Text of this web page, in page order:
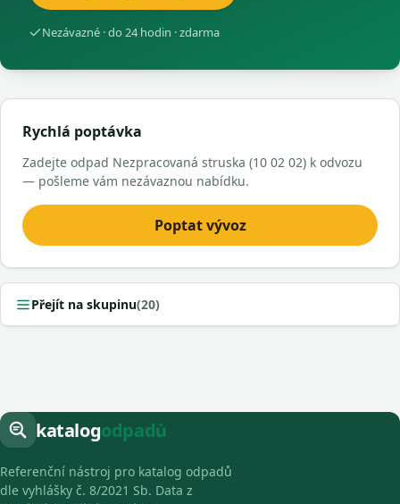
Nezávazné · do 24 hodin · zdarma
Rychlá poptávka
Zadejte odpad Nezpracovaná struska (10 02 02) k odvozu
— pošleme vám nezávaznou nabídku.
Poptat vývoz
Přejít na skupinu(20)
katalogodpadů
Referenční nástroj pro katalog odpadů
dle vyhlášky č. 8/2021 Sb. Data z